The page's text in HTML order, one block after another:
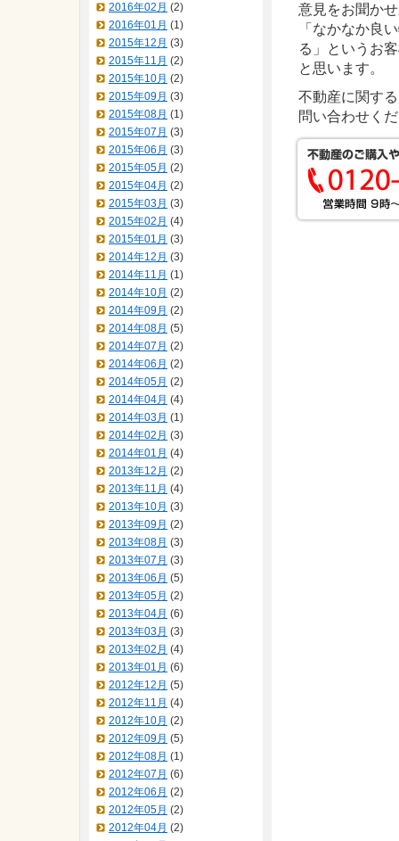
意見をお聞か
「なかなか良
る」というお
と思います。
不動産に関す
問い合わせく
2016年02月 (2)
2016年01月 (1)
2015年12月 (3)
2015年11月 (2)
2015年10月 (2)
2015年09月 (3)
2015年08月 (1)
2015年07月 (3)
2015年06月 (3)
2015年05月 (2)
2015年04月 (2)
2015年03月 (3)
2015年02月 (4)
2015年01月 (3)
2014年12月 (3)
2014年11月 (1)
2014年10月 (2)
2014年09月 (2)
2014年08月 (5)
2014年07月 (2)
2014年06月 (2)
2014年05月 (2)
2014年04月 (4)
2014年03月 (1)
2014年02月 (3)
2014年01月 (4)
2013年12月 (2)
2013年11月 (4)
2013年10月 (3)
2013年09月 (2)
2013年08月 (3)
2013年07月 (3)
2013年06月 (5)
2013年05月 (2)
2013年04月 (6)
2013年03月 (3)
2013年02月 (4)
2013年01月 (6)
2012年12月 (5)
2012年11月 (4)
2012年10月 (2)
2012年09月 (5)
2012年08月 (1)
2012年07月 (6)
2012年06月 (2)
2012年05月 (2)
2012年04月 (2)